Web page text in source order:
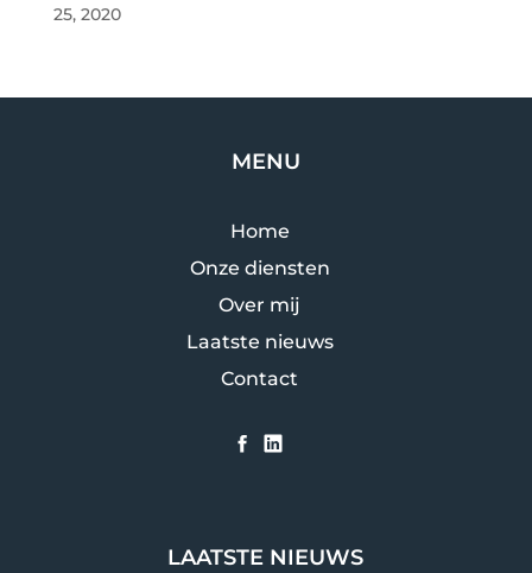
25, 2020
MENU
Home
Onze diensten
Over mij
Laatste nieuws
Contact
LAATSTE NIEUWS